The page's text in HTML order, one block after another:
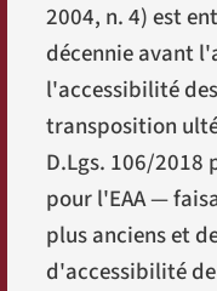
2004, n. 4) est
décennie avant
l'accessibilité
transposition
D.Lgs. 106/2018
pour l'EAA —
plus anciens et
d'accessibilité